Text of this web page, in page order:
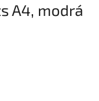
A4, modrá